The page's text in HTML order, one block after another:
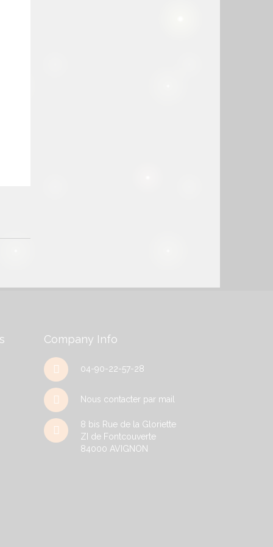
Company Info
04-90-22-57-28
Nous contacter par mail
8 bis Rue de la Gloriette
ZI de Fontcouverte
84000 AVIGNON